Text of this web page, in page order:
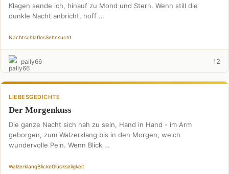
Klagen sende ich, hinauf zu Mond und Stern. Wenn still die
dunkle Nacht anbricht, hoff …
NachtschlaflosSehnsucht
pally66 1 2
LIEBESGEDICHTE
Der Morgenkuss
Die ganze Nacht sich nah zu sein, Hand in Hand - im Arm
geborgen, zum Walzerklang bis in den Morgen, welch
wundervolle Pein. Wenn Blick …
WalzerklangBlickeGlückseligkeit